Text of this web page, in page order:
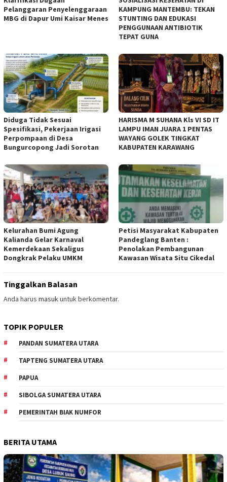
Pelanggaran Penyelenggaraan
MBG di Dapur Umi Kaisar Menes
KAMPUNG MANTEMBU: TEKAN
STUNTING DAN EDUKASI
PENGGUNAAN ANTIBIOTIK
TEPAT GUNA
Diduga Tidak Sesuai
Spesifikasi, Pekerjaan Irigasi
Perpompaan di Desa
Bungurcopong Jadi Sorotan
HARISMA M SUHANA Kls VI SD IT
LAMPU IMAN JUARA 1 PENTAS
WAYANG GOLEK TINGKAT
KABUPATEN KARAWANG
Kelurahan Bumi Agung
Kalianda Gelar Karnaval
Kemerdekaan Sekaligus
Dongkrak Pelaku UMKM
Petisi Masyarakat Kabupaten
Pandeglang Banten :
Penolakan Pembangunan
Kawasan Wisata Situ Cikedal
Tinggalkan Balasan
Anda harus masukuntuk berkomentar.
TOPIK POPULER
PANDAN SUMATERA UTARA
TAPTENG SUMATERA UTARA
PAPUA
SIBOLGA SUMATERA UTARA
PEMERINTAH BIAK NUMFOR
BERITA UTAMA